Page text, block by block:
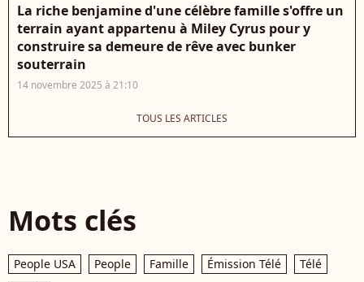
La riche benjamine d'une célèbre famille s'offre un
terrain ayant appartenu à Miley Cyrus pour y
construire sa demeure de rêve avec bunker
souterrain
14 novembre 2025 à 21:10
TOUS LES ARTICLES
Mots clés
People USA People Famille Émission Télé
Télé